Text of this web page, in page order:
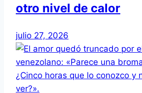
otro nivel de calor
julio 27, 2026